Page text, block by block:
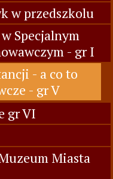
w przedszkolu
Specjalnym
- gr I
- a co to
- gr V
gr VI
Miasta